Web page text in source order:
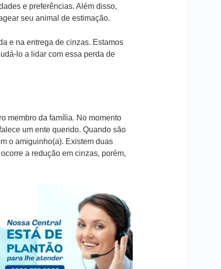
e preferências. Além disso,
seu animal de estimação.
e na entrega de cinzas. Estamos
lo a lidar com essa perda de
membro da família. No momento
um ente querido. Quando são
o amiguinho(a). Existem duas
a redução em cinzas, porém,